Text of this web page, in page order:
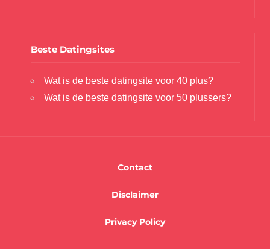
Beste Datingsites
Wat is de beste datingsite voor 40 plus?
Wat is de beste datingsite voor 50 plussers?
Contact
Disclaimer
Privacy Policy